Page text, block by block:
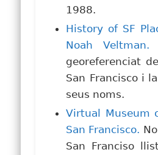
1988.
History of SF
Noah Veltman.
georeferenciat
San Francisco i
seus noms.
Virtual Museum
San Francisco.
San Franciso